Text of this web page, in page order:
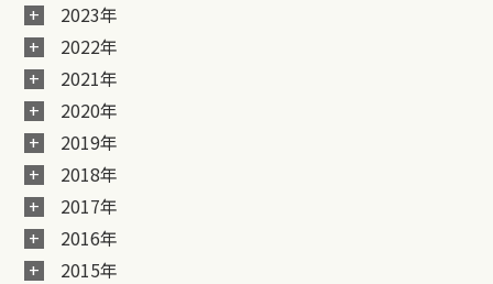
2023年
2022年
2021年
2020年
2019年
2018年
2017年
2016年
2015年